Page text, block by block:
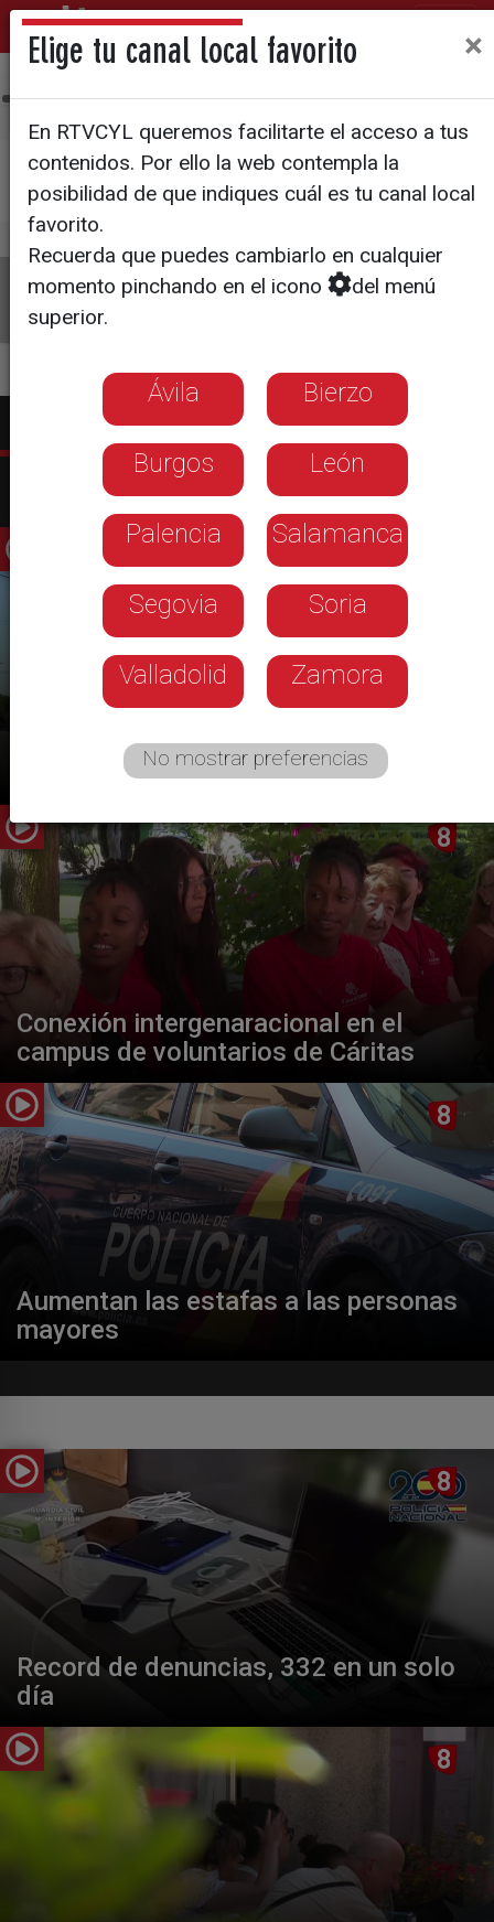
Pulsa aquí si deseas establecerLa 8 Leóncomo
tu canal local
La 8 Programas Guía TV Directo
Actualidad La 8 León
Santovenia no quiere el almacén de
Conexión intergenaracional en el
campus de voluntarios de Cáritas
Aumentan las estafas a las personas
mayores
Record de denuncias, 332 en un solo
día
Elige tu canal local favorito ×
En RTVCYL queremos facilitarte el acceso a tus
contenidos. Por ello la web contempla la
posibilidad de que indiques cuál es tu canal local
favorito.
Recuerda que puedes cambiarlo en cualquier
momento pinchando en el icono
del menú
superior.
Ávila Bierzo
Burgos León
Palencia Salamanca
Segovia Soria
Valladolid Zamora
No mostrar preferencias